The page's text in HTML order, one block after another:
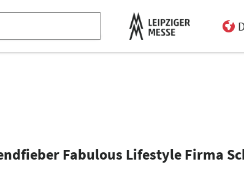
Fabulous Lifestyle Firma